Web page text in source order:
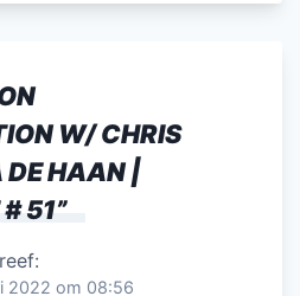
W/ CHRIS
DE HAAN |
51”
2022 om 08:56